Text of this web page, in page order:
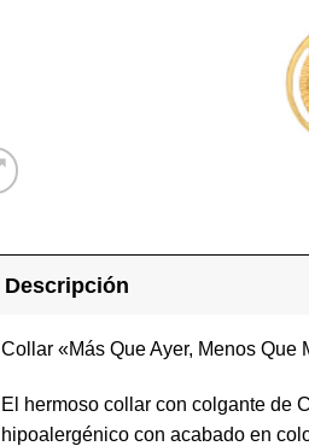
Descripción
Collar «Más Que Ayer, Menos Que
El hermoso collar con colgante de
hipoalergénico con acabado en